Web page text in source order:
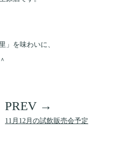
」を味わいに、
11月12月の試飲販売会予定